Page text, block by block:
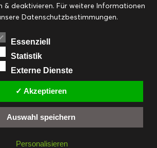
Ohne Kategorie Ostern Resteküche
SliderStartseite
& Vorspeisen
Salate & Suppen
Workshops & Events
PINTEREST
EMAIL
INSTAGRAM
& deaktivieren. Für weitere Informationen
Datenschutzbestimmungen.
Essenziell
Statistik
Externe Dienste
✓ Akzeptieren
Auswahl speichern
Personalisieren